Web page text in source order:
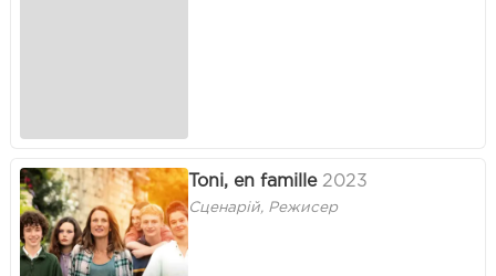
Toni, en famille 2023
Сценарій, Режисер